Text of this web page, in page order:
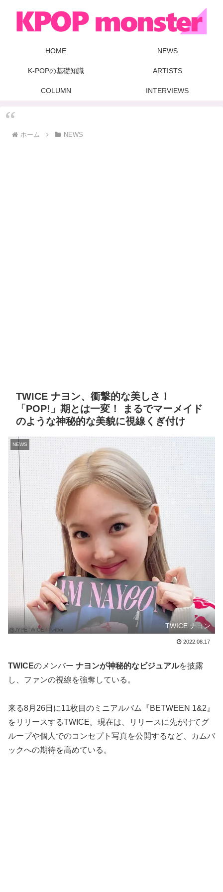
HOME NEWS
K-POPの基礎知識 ARTISTS
COLUMN INTERVIEWS
ホーム NEWS
TWICE ナヨン、衝撃的な美しさ！
「POP!」期とは一変！ まるでマーメイド
のような神秘的な美貌に視線くぎ付け
NEWS
TWICE ナヨン
2022.08.17
TWICEのメンバー ナヨンが神秘的なビジュアルを披露
し、ファンの視線を強奪している。
来る8月26日に11枚目のミニアルバム『BETWEEN 1&2』
をリリースするTWICE。現在は、リリースに先がけてグ
ループや個人でのコンセプト写真を公開するなど、カムバ
ックへの期待を高めている。